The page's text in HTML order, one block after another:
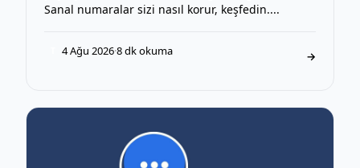
Sanal numaralar sizi nasıl korur, keşfedin....
4 Ağu 2026·8 dk okuma →